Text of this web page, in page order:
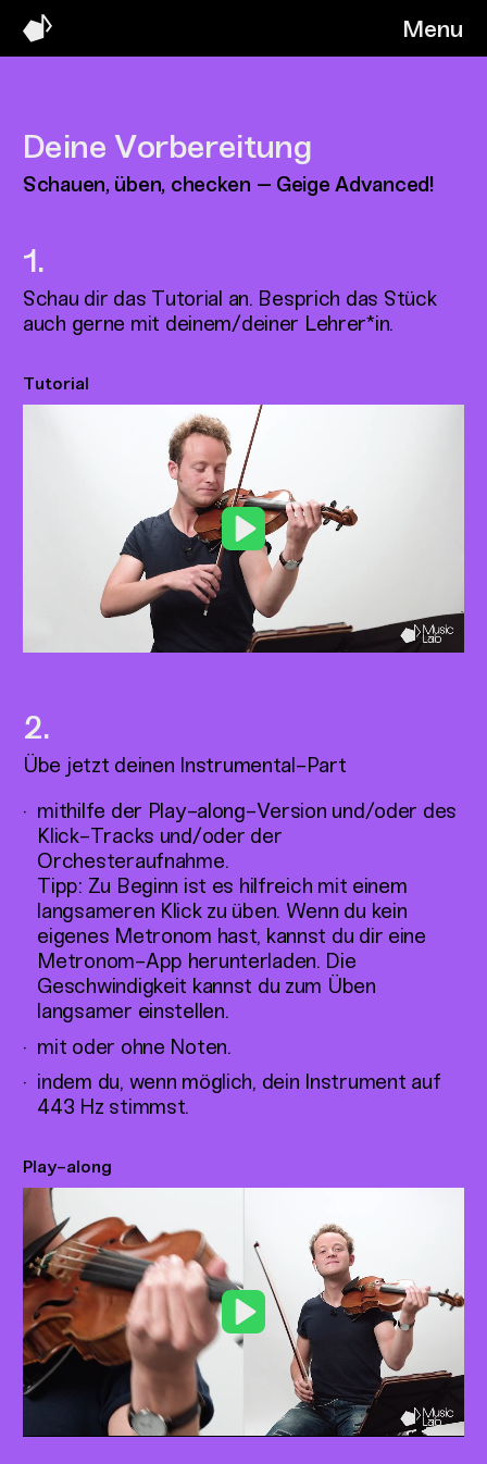
Menu
Deine Vorbereitung
Schauen, üben, checken – Geige Advanced!
Schau dir das Tutorial an. Besprich das Stück
auch gerne mit deinem/deiner Lehrer*in.
Tutorial
Play
Übe jetzt deinen Instrumental-Part
mithilfe der Play-along-Version und/oder des
Klick-Tracks und/oder der
Orchesteraufnahme.
Tipp: Zu Beginn ist es hilfreich mit einem
langsameren Klick zu üben. Wenn du kein
eigenes Metronom hast, kannst du dir eine
Metronom-App herunterladen. Die
Geschwindigkeit kannst du zum Üben
langsamer einstellen.
mit oder ohne Noten.
indem du, wenn möglich, dein Instrument auf
443 Hz stimmst.
Play-along
Play